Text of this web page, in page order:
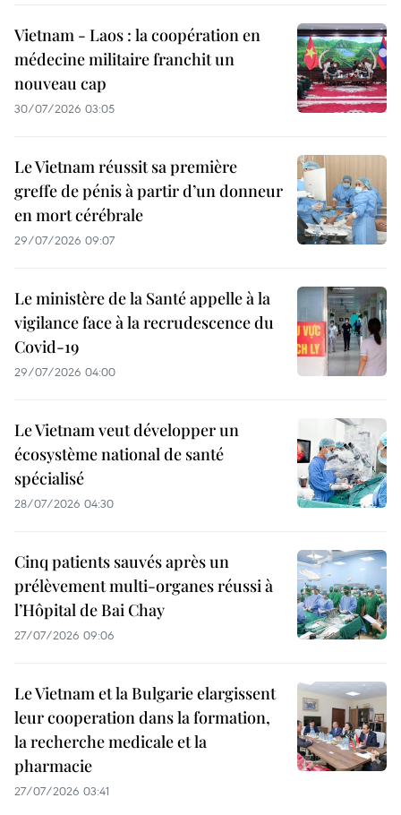
Vietnam - Laos : la coopération en
médecine militaire franchit un
nouveau cap
30/07/2026 03:05
Le Vietnam réussit sa première
greffe de pénis à partir d’un donneur
en mort cérébrale
29/07/2026 09:07
Le ministère de la Santé appelle à la
vigilance face à la recrudescence du
Covid-19
29/07/2026 04:00
Le Vietnam veut développer un
écosystème national de santé
spécialisé
28/07/2026 04:30
Cinq patients sauvés après un
prélèvement multi-organes réussi à
l’Hôpital de Bai Chay
27/07/2026 09:06
Le Vietnam et la Bulgarie elargissent
leur cooperation dans la formation,
la recherche medicale et la
pharmacie
27/07/2026 03:41